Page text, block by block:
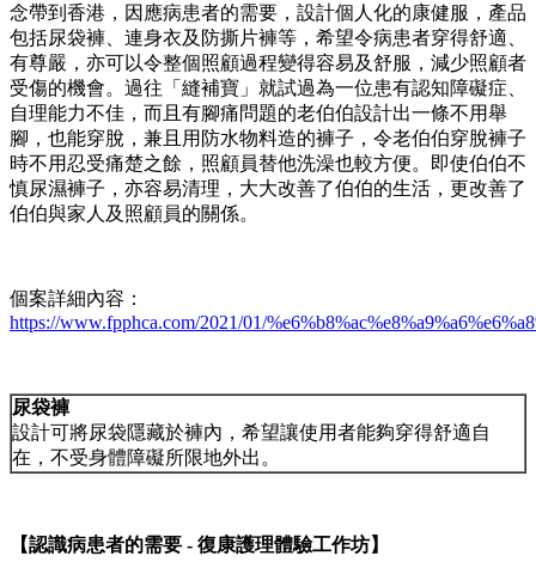
念帶到香港，因應病患者的需要，設計個人化的康健服，產品
包括尿袋褲、連身衣及防撕片褲等，希望令病患者穿得舒適、
有尊嚴，亦可以令整個照顧過程變得容易及舒服，減少照顧者
受傷的機會。過往「縫補寶」就試過為一位患有認知障礙症、
自理能力不佳，而且有腳痛問題的老伯伯設計出一條不用舉
腳，也能穿脫，兼且用防水物料造的褲子，令老伯伯穿脫褲子
時不用忍受痛楚之餘，照顧員替他洗澡也較方便。即使伯伯不
慎尿濕褲子，亦容易清理，大大改善了伯伯的生活，更改善了
伯伯與家人及照顧員的關係。
個案詳細內容：
https://www.fpphca.com/2021/01/
尿袋褲
設計可將尿袋隱藏於褲內，希望讓使用者能夠穿得舒適自
在，不受身體障礙所限地外出。
【認識病患者的需要 - 復康護理體驗工作坊】